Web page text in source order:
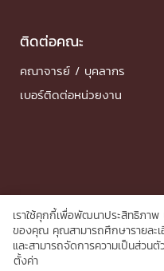
ติดต่อคณะ
คณาจารย์ / บุคลากร
เบอร์ติดต่อหน่วยงาน
© 2026 Faculty of
เราใช้คุกกี้เพื่อพัฒนาประสิทธิภาพ
ของคุณ คุณสามารถศึกษารายละเ
และสามารถจัดการความเป็นส่วน
ตั้งค่า